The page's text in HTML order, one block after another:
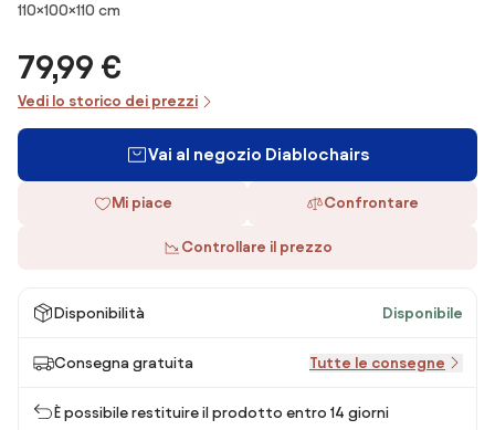
Dimensioni
110×100×110 cm
79,99 €
Vedi lo storico dei prezzi
Vai al negozio Diablochairs
Mi piace Confrontare
Controllare il prezzo
Disponibilità Disponibile
Consegna gratuita Tutte le consegne
È possibile restituire il prodotto entro 14 giorni